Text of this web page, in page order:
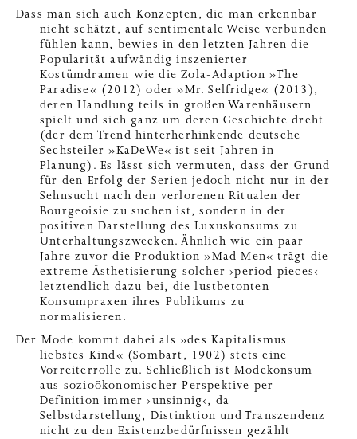
Dass man sich auch Konzepten, die man erkennbar
nicht schätzt, auf sentimentale Weise verbunden
fühlen kann, bewies in den letzten Jahren die
Popularität aufwändig inszenierter
Kostümdramen wie die Zola-Adaption »The
Paradise« (2012) oder »Mr. Selfridge« (2013),
deren Handlung teils in großen Warenhäusern
spielt und sich ganz um deren Geschichte dreht
(der dem Trend hinterherhinkende deutsche
Sechsteiler »KaDeWe« ist seit Jahren in
Planung). Es lässt sich vermuten, dass der Grund
für den Erfolg der Serien jedoch nicht nur in der
Sehnsucht nach den verlorenen Ritualen der
Bourgeoisie zu suchen ist, sondern in der
positiven Darstellung des Luxuskonsums zu
Unterhaltungszwecken. Ähnlich wie ein paar
Jahre zuvor die Produktion »Mad Men« trägt die
extreme Ästhetisierung solcher ›period pieces‹
letztendlich dazu bei, die lustbetonten
Konsumpraxen ihres Publikums zu
normalisieren.
Der Mode kommt dabei als »des Kapitalismus
liebstes Kind« (Sombart, 1902) stets eine
Vorreiterrolle zu. Schließlich ist Modekonsum
aus sozioökonomischer Perspektive per
Definition immer ›unsinnig‹, da
Selbstdarstellung, Distinktion und Transzendenz
nicht zu den Existenzbedürfnissen gezählt